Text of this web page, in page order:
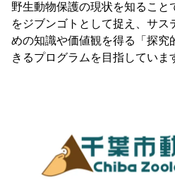
野生動物保護の現状を知ること
をジブンゴトとして捉え、サス
めの知識や価値観を得る「探究
きるプログラムを目指していま